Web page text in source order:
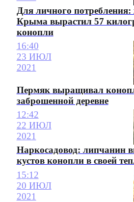
Для личного потребления:
Крыма вырастил 57
конопли
16:40
23 ИЮЛ
2021
Пермяк выращивал
заброшенной деревне
12:42
22 ИЮЛ
2021
Наркосадовод: липчанин
кустов конопли в своей
15:12
20 ИЮЛ
2021